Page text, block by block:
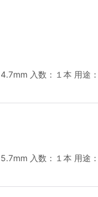
入数：１本 用途
入数：１本 用途